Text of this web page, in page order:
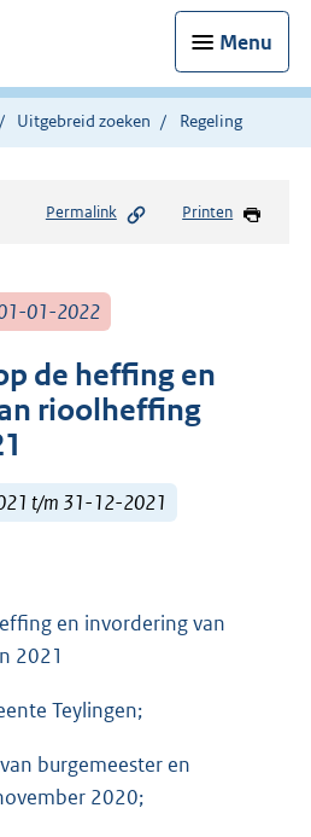
Menu
Uitgebreid zoeken Regeling
Permalink Printen
01-01-2022
de heffing en
rioolheffing
t/m 31-12-2021
en invordering van
2021
Teylingen;
burgemeester en
2020;